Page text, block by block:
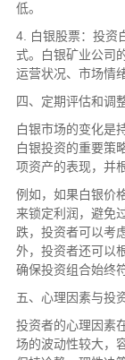
低。
4. 白银股票：投资
式。白银矿业公司
运营状况、市场情
四、定期评估和调
白银市场的变化是
白银投资的重要策
项资产的表现，并
例如，如果白银价
来锁定利润，避免
跌，投资者可以考
外，投资者还可以
确保投资组合始终
五、心理因素与投
投资者的心理因素
场的波动性较大，